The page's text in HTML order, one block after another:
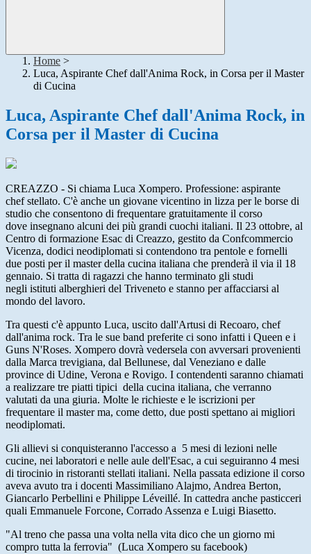
Home >
Luca, Aspirante Chef dall'Anima Rock, in Corsa per il Master
di Cucina
Luca, Aspirante Chef dall'Anima Rock, in
Corsa per il Master di Cucina
CREAZZO - Si chiama Luca Xompero. Professione: aspirante
chef stellato. C'è anche un giovane vicentino in lizza per le borse di
studio che consentono di frequentare gratuitamente il corso
dove insegnano alcuni dei più grandi cuochi italiani. Il 23 ottobre, al
Centro di formazione Esac di Creazzo, gestito da Confcommercio
Vicenza, dodici neodiplomati si contendono tra pentole e fornelli
due posti per il master della cucina italiana che prenderà il via il 18
gennaio. Si tratta di ragazzi che hanno terminato gli studi
negli istituti alberghieri del Triveneto e stanno per affacciarsi al
mondo del lavoro.
Tra questi c'è appunto Luca, uscito dall'Artusi di Recoaro, chef
dall'anima rock. Tra le sue band preferite ci sono infatti i Queen e i
Guns N'Roses. Xompero dovrà vedersela con avversari provenienti
dalla Marca trevigiana, dal Bellunese, dal Veneziano e dalle
province di Udine, Verona e Rovigo. I contendenti saranno chiamati
a realizzare tre piatti tipici della cucina italiana, che verranno
valutati da una giuria. Molte le richieste e le iscrizioni per
frequentare il master ma, come detto, due posti spettano ai migliori
neodiplomati.
Gli allievi si conquisteranno l'accesso a 5 mesi di lezioni nelle
cucine, nei laboratori e nelle aule dell'Esac, a cui seguiranno 4 mesi
di tirocinio in ristoranti stellati italiani. Nella passata edizione il corso
aveva avuto tra i docenti Massimiliano Alajmo, Andrea Berton,
Giancarlo Perbellini e Philippe Léveillé. In cattedra anche pasticceri
quali Emmanuele Forcone, Corrado Assenza e Luigi Biasetto.
"Al treno che passa una volta nella vita dico che un giorno mi
compro tutta la ferrovia" (Luca Xompero su facebook)